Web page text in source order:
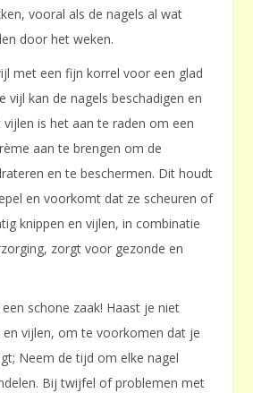
vooral als de nagels al wat
door het weken.
met een fijn korrel voor een glad
vijl kan de nagels beschadigen en
is het aan te raden om een
aan te brengen om de
en te beschermen. Dit houdt
en voorkomt dat ze scheuren of
knippen en vijlen, in combinatie
zorgt voor gezonde en
schone zaak! Haast je niet
vijlen, om te voorkomen dat je
Neem de tijd om elke nagel
Bij twijfel of problemen met